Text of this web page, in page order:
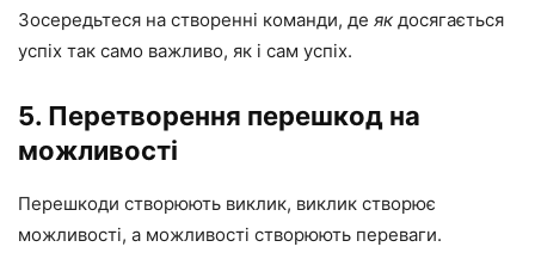
Зосередьтеся на створенні команди, де як досягається
успіх так само важливо, як і сам успіх.
5. Перетворення перешкод на
можливості
Перешкоди створюють виклик, виклик створює
можливості, а можливості створюють переваги.